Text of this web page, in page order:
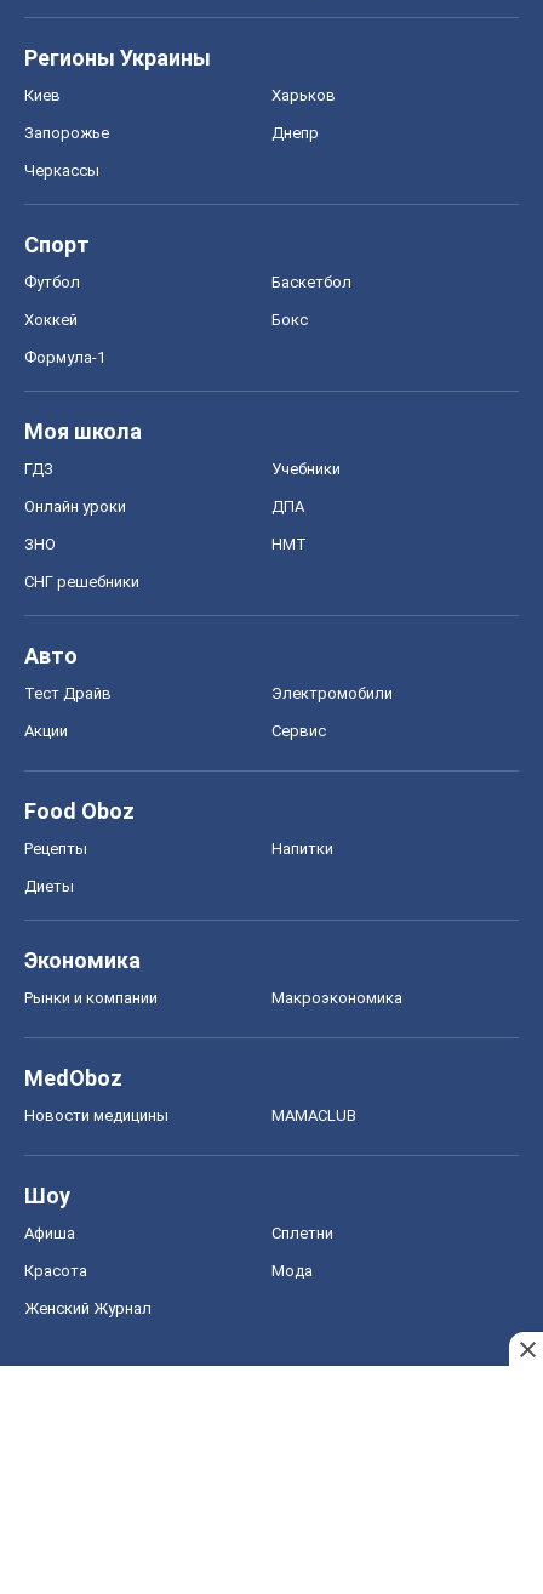
Регионы Украины
Киев Харьков
Запорожье Днепр
Черкассы
Спорт
Футбол Баскетбол
Хоккей Бокс
Формула-1
Моя школа
ГДЗ Учебники
Онлайн уроки ДПА
ЗНО НМТ
СНГ решебники
Авто
Тест Драйв Электромобили
Акции Сервис
Food Oboz
Рецепты Напитки
Диеты
Экономика
Рынки и компании Mакроэкономика
MedOboz
Новости медицины MAMACLUB
Шоу
Афиша Сплетни
Красота Мода
Женский Журнал